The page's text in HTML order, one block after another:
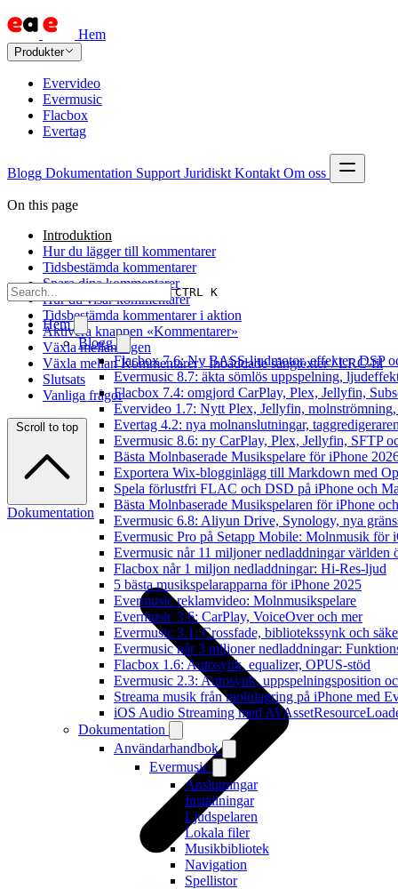
Hem
Produkter
Evervideo
Evermusic
Flacbox
Evertag
Blogg Dokumentation Support Juridiskt Kontakt Om oss
CTRL K
Hem
Blogg
Flacbox 7.6: Ny BASS-ljudmotor, effekter, DSP
Evermusic 8.7: äkta sömlös uppspelning,
Flacbox 7.4: omgjord CarPlay, Plex, Jellyfin,
Evervideo 1.7: Nytt Plex, Jellyfin, molnströmning,
Evertag 4.2: nya molnanslutningar,
Evermusic 8.6: ny CarPlay, Plex, Jellyfin, SFTP
Bästa Molnbaserade Musikspelare för iPhone
Exportera Wix-blogginlägg till Markdown med
Spela förlustfri FLAC och DSD på iPhone och
Bästa Molnbaserade Musikspelaren för iPhone
Evermusic 6.8: Aliyun Drive, Synology, nya
Evermusic Pro på Setapp Mobile: Molnmusik för
Evermusic når 11 miljoner nedladdningar världen
Flacbox når 1 miljon nedladdningar: Hi-Res-ljud
5 bästa musikspelarapparna för iPhone 2025
Evermusic reklamvideo: Molnmusikspelare
Evermusic 3.6: CarPlay, VoiceOver och mer
Evermusic 3.1: Crossfade, bibliotekssynk och
Evermusic når 3 miljoner nedladdningar:
Flacbox 1.6: Autosynk, equalizer, OPUS-stöd
Evermusic 2.3: Autosynk, uppspelningsposition
Streama musik från molnlagring på iPhone med
iOS Audio Streaming med
Dokumentation
Användarhandbok
Evermusic
Anslutningar
Inställningar
Ljudspelaren
Lokala filer
Musikbibliotek
Navigation
Spellistor
On this page
Introduktion
Hur du lägger till kommentarer
Tidsbestämda kommentarer
Spara dina kommentarer
Hur du visar kommentarer
Tidsbestämda kommentarer i aktion
Aktivera knappen «Kommentarer»
Växla mellan lägen
Växla mellan Kommentarer / Inbäddade sångtexter / LRC-fil
Slutsats
Vanliga frågor
Scroll to top
Dokumentation